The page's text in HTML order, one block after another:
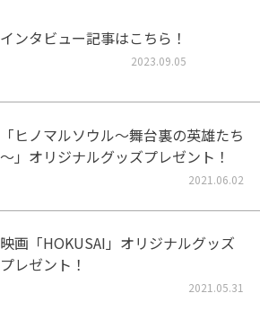
インタビュー記事はこちら！
2023.09.05
「ヒノマルソウル～舞台裏の英雄たち
～」オリジナルグッズプレゼント！
2021.06.02
映画「HOKUSAI」オリジナルグッズ
プレゼント！
2021.05.31